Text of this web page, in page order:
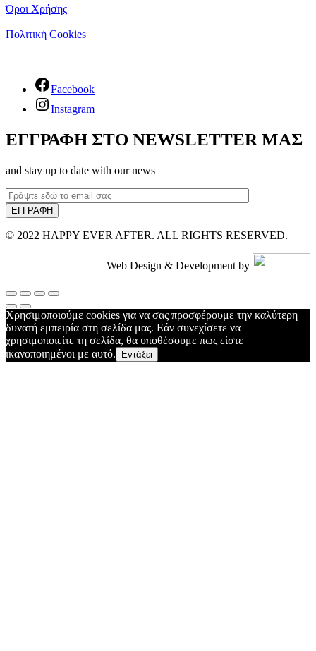
Όροι Χρήσης
Πολιτική Cookies
Facebook
Instagram
ΕΓΓΡΑΦΗ ΣΤΟ NEWSLETTER ΜΑΣ
and stay up to date with our news
© 2022 HAPPY EVER AFTER. ALL RIGHTS RESERVED.
Web Design & Development by
Χρησιμοποιούμε cookies για να σας προσφέρουμε την καλύτερη
δυνατή εμπειρία στη σελίδα μας. Εάν συνεχίσετε να
χρησιμοποιείτε τη σελίδα, θα υποθέσουμε πως είστε
ικανοποιημένοι με αυτό.
Εντάξει